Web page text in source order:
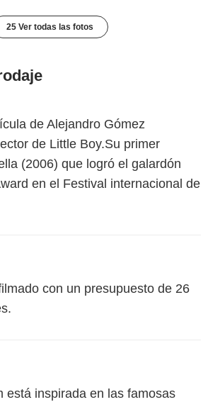
25 Ver todas las fotos
de Alejandro Gómez
de Little Boy.Su primer
(2006) que logró el galardón
en el Festival internacional de
con un presupuesto de 26
está inspirada en las famosas